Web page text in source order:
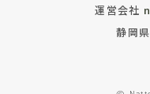
運営会社
静岡